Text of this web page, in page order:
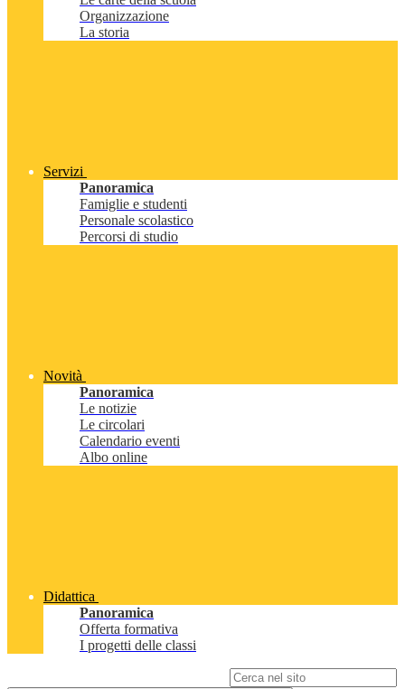
Organizzazione
La storia
Servizi
Panoramica
Famiglie e studenti
Personale scolastico
Percorsi di studio
Novità
Panoramica
Le notizie
Le circolari
Calendario eventi
Albo online
Didattica
Panoramica
Offerta formativa
I progetti delle classi